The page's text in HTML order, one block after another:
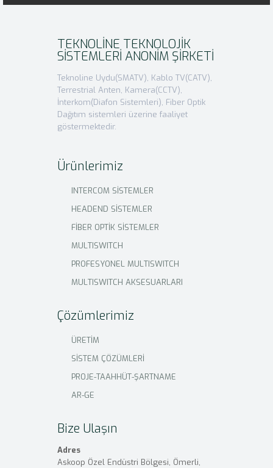
TEKNOLİNE TEKNOLOJİK
SİSTEMLERİ ANONİM ŞİRKETİ
Teknoline Uydu(SMATV), Kablo TV(CATV),
Terrestrial Anten, Kamera(CCTV),
İnterkom(Diafon Sistemleri), Fiber Optik
Dağıtım sistemleri üzerine faaliyet
göstermektedir.
Ürünlerimiz
INTERCOM SİSTEMLER
HEADEND SİSTEMLER
FİBER OPTİK SİSTEMLER
MULTISWITCH
PROFESYONEL MULTISWITCH
MULTISWITCH AKSESUARLARI
Çözümlerimiz
ÜRETİM
SİSTEM ÇÖZÜMLERİ
PROJE-TAAHHÜT-ŞARTNAME
AR-GE
Bize Ulaşın
Adres
Askoop Özel Endüstri Bölgesi, Ömerli,